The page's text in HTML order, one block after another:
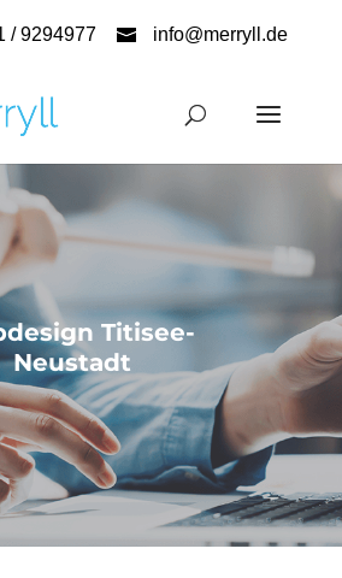
/ 9294977 info@merryll.de
Titisee-
Neustadt